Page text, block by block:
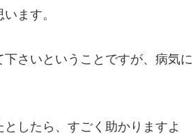
ます。
さいということですが、病気に
したら、すごく助かりますよ